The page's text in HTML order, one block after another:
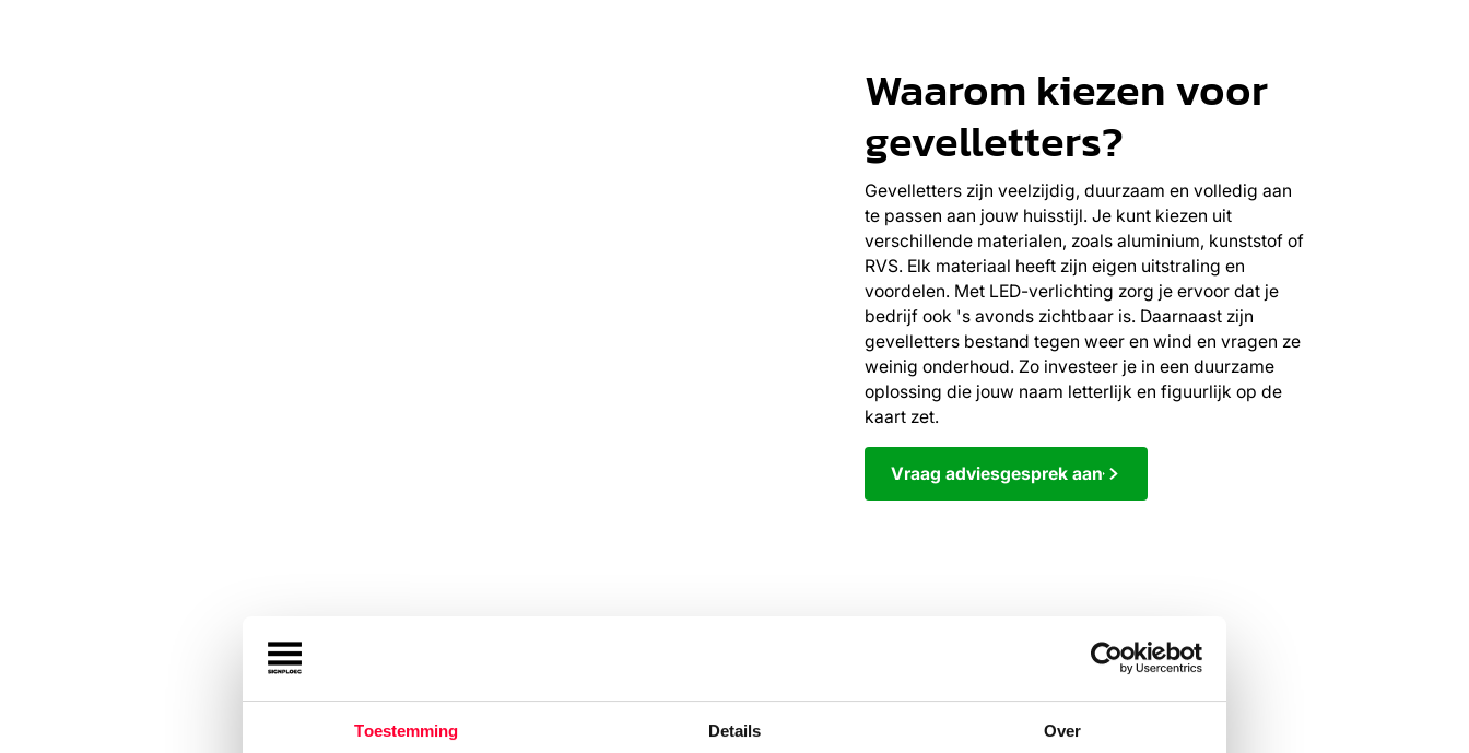
Toestemming Details Over
Waarom kiezen voor
gevelletters?
Gevelletters zijn veelzijdig, duurzaam en volledig aan
te passen aan jouw huisstijl. Je kunt kiezen uit
verschillende materialen, zoals aluminium, kunststof of
RVS. Elk materiaal heeft zijn eigen uitstraling en
voordelen. Met LED-verlichting zorg je ervoor dat je
bedrijf ook 's avonds zichtbaar is. Daarnaast zijn
gevelletters bestand tegen weer en wind en vragen ze
weinig onderhoud. Zo investeer je in een duurzame
oplossing die jouw naam letterlijk en figuurlijk op de
kaart zet.
Vraag adviesgesprek aan